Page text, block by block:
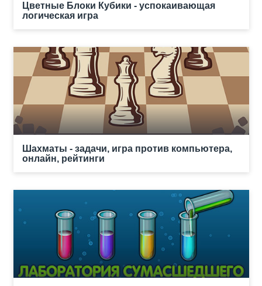
Цветные Блоки Кубики - успокаивающая
логическая игра
Шахматы - задачи, игра против компьютера,
онлайн, рейтинги